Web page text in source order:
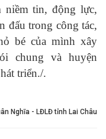
niềm tin, động lực,
đấu trong công tác,
bé của mình xây
chung và huyện
triển./.
Nghĩa - LĐLĐ tỉnh Lai Châu